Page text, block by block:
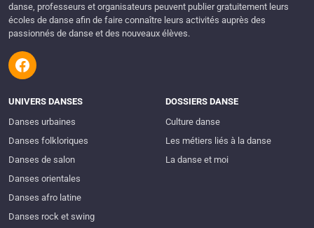
danse, professeurs et organisateurs peuvent publier gratuitement leurs
écoles de danse afin de faire connaître leurs activités auprès des
passionnés de danse et des nouveaux élèves.
UNIVERS DANSES
Danses urbaines
Danses folkloriques
Danses de salon
Danses orientales
Danses afro latine
Danses rock et swing
DOSSIERS DANSE
Culture danse
Les métiers liés à la danse
La danse et moi